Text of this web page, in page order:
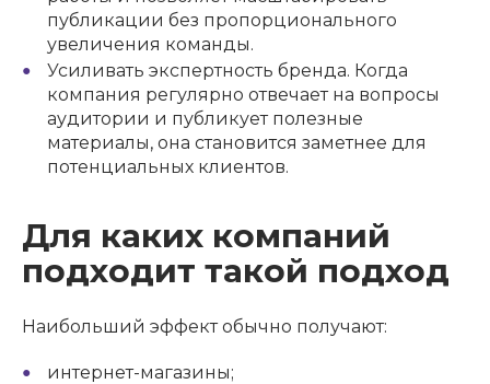
публикации без пропорционального
увеличения команды.
Усиливать экспертность бренда. Когда
компания регулярно отвечает на вопросы
аудитории и публикует полезные
материалы, она становится заметнее для
потенциальных клиентов.
Для каких компаний
подходит такой подход
Наибольший эффект обычно получают:
интернет-магазины;